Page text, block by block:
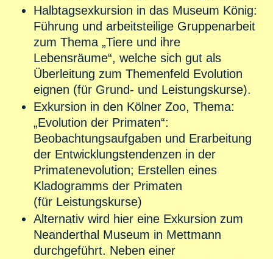
Halbtagsexkursion in das Museum König:
Führung und arbeitsteilige Gruppenarbeit
zum Thema „Tiere und ihre
Lebensräume“, welche sich gut als
Überleitung zum Themenfeld Evolution
eignen (für Grund- und Leistungskurse).
Exkursion in den Kölner Zoo, Thema:
„Evolution der Primaten“:
Beobachtungsaufgaben und Erarbeitung
der Entwicklungstendenzen in der
Primatenevolution; Erstellen eines
Kladogramms der Primaten
(für Leistungskurse)
Alternativ wird hier eine Exkursion zum
Neanderthal Museum in Mettmann
durchgeführt. Neben einer